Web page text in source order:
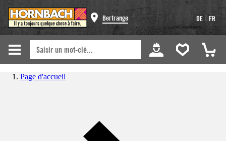
Bertrange DE | FR
Page d'accueil